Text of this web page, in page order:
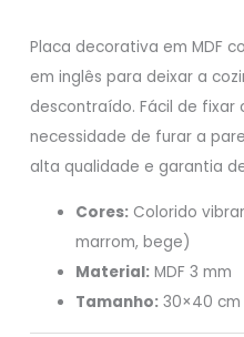
Placa decorativa em MDF
em inglês para deixar a
descontraído. Fácil de
necessidade de furar a
alta qualidade e garantia
Cores: Colorido
marrom, bege)
Material: MDF 3 mm
Tamanho: 30×40 cm